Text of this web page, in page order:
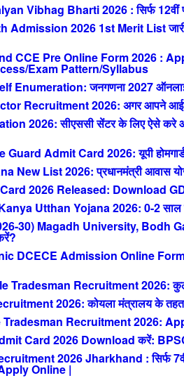
Vibhag Bharti 2026 : सिर्फ 12वीं
Admission 2026 1st Merit List
CCE Pre Online Form 2026 :
Exam Pattern/Syllabus
Enumeration: जनगणना 2027
Recruitment 2026: अगर आपने
2026: सीएससी सेंटर के लिए ऐसे करे
Admit Card 2026: यूपी
New List 2026: प्रधानमंत्री आवास
2026 Released: Download
Utthan Yojana 2026: 0-2 साल
30) Magadh University, Bodh
DCECE Admission Online Form
Tradesman Recruitment 2026: कुल
2026: कोयला मंत्रालय के
Recruitment 2026:
Card 2026 Download करें: BPSC
2026 Jharkhand : सिर्फ
Online |